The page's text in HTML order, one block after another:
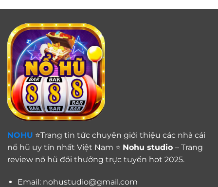
NOHU ⭐Trang tin tức chuyên giới thiệu các nhà cái
nổ hũ uy tín nhất Việt Nam ⭐ Nohu studio – Trang
review nổ hũ đổi thưởng trực tuyến hot 2025.
Email: nohustudio@gmail.com